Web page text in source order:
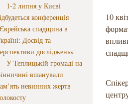
1-2 липня у Києві
конференція
спадщина в
Досвід та
досліджень»
У Теплицькій громаді на
вшанували
невинних жертв
10